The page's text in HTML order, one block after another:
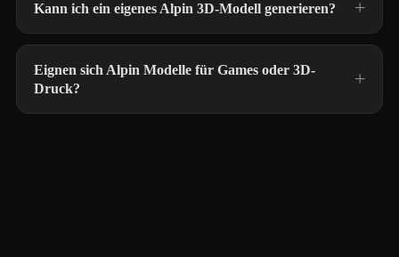
Kann ich ein eigenes Alpin 3D-Modell generieren?
Eignen sich Alpin Modelle für Games oder 3D-
Druck?